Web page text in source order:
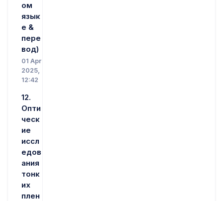
ом
язык
е &
пере
вод)
01 Apr
2025,
12:42
12.
Опти
ческ
ие
иссл
едов
ания
тонк
их
плен